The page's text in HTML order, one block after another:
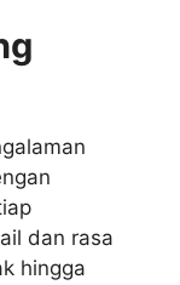
dan rasa
hingga